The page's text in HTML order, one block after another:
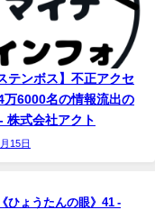
テンボス】不正アクセ
万6000名の情報流出の
株式会社アクト
15日
ひょうたんの眼》41 -